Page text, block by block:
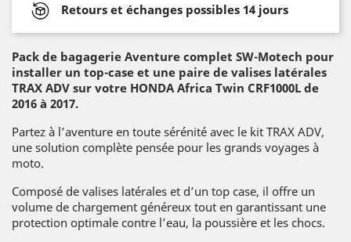
Retours et échanges possibles 14 jours
Pack de bagagerie Aventure complet SW-Motech pour
installer un top-case et une paire de valises latérales
TRAX ADV sur votre HONDA Africa Twin CRF1000L de
2016 à 2017.
Partez à l’aventure en toute sérénité avec le kit TRAX ADV,
une solution complète pensée pour les grands voyages à
moto.
Composé de valises latérales et d’un top case, il offre un
volume de chargement généreux tout en garantissant une
protection optimale contre l’eau, la poussière et les chocs.